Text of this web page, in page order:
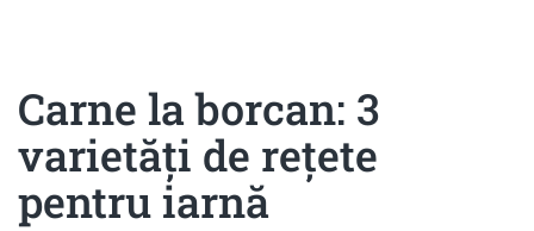
Carne la borcan: 3
varietăți de rețete
pentru iarnă